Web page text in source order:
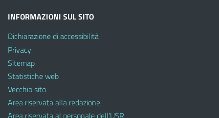
INFORMAZIONI SUL SITO
Dichiarazione di accessibilità
Privacy
Sitemap
Statistiche web
Vecchio sito
Area riservata alla redazione